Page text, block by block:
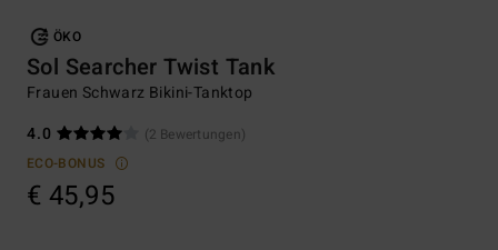
ÖKO
Sol Searcher Twist Tank
Frauen Schwarz Bikini-Tanktop
4.0
(2 Bewertungen)
ECO-BONUS
€ 45,95